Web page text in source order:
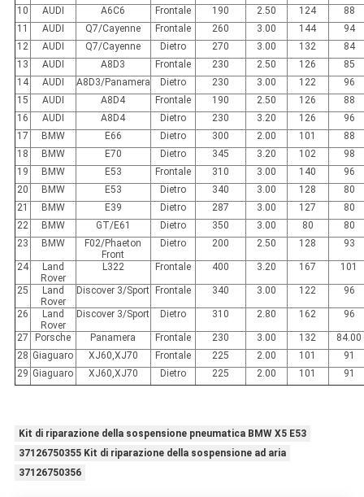
10
AUDI A6C6 Frontale 190 2.50 124
88
11
AUDI Q7/Cayenne Frontale 260 3.00 144
94
12
AUDI Q7/Cayenne Dietro 270 3.00 132
84
13
AUDI A8D3 Frontale 230 2.50 126
85
14
AUDI A8D3/Panamera Dietro 230 3.00 122
96
15
AUDI A8D4 Frontale 190 2.50 126
88
16
AUDI A8D4 Dietro 230 3.20 126
96
17
BMW E66 Dietro 300 2.00 101
88
18
BMW E70 Dietro 345 3.20 102
98
19
BMW E53 Frontale 310 3.00 140
96
20
BMW E53 Dietro 340 3.00 128
80
21
BMW E39 Dietro 287 3.00 127
80
22
BMW GT/E61 Dietro 350 3.00 80
80
23
BMW
F02/Phaeton
Front
Dietro 200 2.50 128 93
24
Land
Rover
L322 Frontale 400 3.20 167 101
25
Land
Rover
Discover 3/Sport Frontale 340 3.00 122 96
26
Land
Rover
Discover 3/Sport Dietro 310 2.80 162 96
27 Porsche Panamera Frontale 230 3.00 132
84.00
28 Giaguaro XJ60,XJ70 Frontale 225 2.00 101
91
29 Giaguaro XJ60,XJ70 Dietro 225 2.00 101 91
Kit di riparazione della sospensione pneumatica BMW X5 E53
37126750355 Kit di riparazione della sospensione ad aria
37126750356